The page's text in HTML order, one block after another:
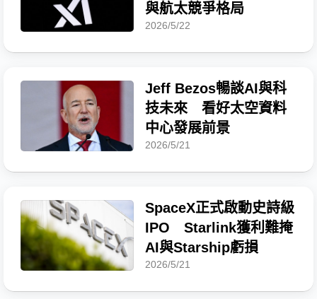
與航太競爭格局
2026/5/22
Jeff Bezos暢談AI與科
技未來 看好太空資料
中心發展前景
2026/5/21
SpaceX正式啟動史詩級
IPO Starlink獲利難掩
AI與Starship虧損
2026/5/21